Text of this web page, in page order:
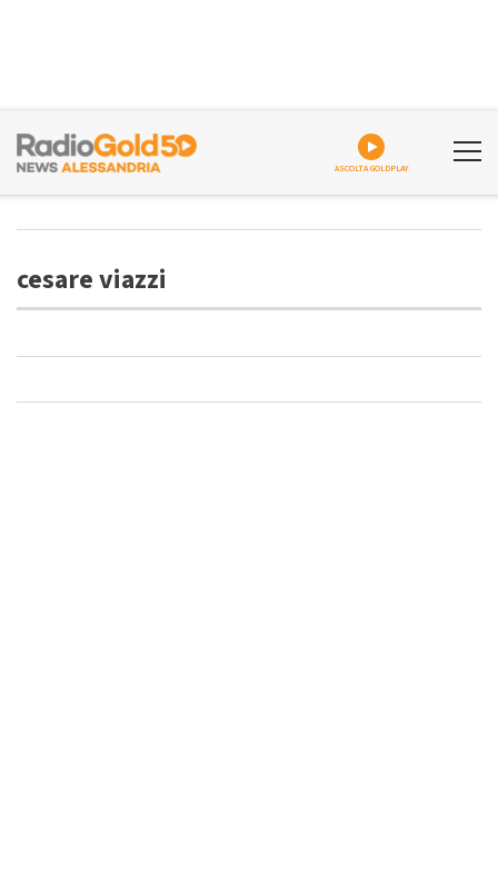
ASCOLTA GOLDPLAY
cesare viazzi